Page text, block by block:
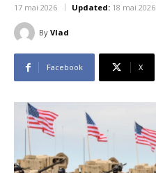
17 mai 2026 Updated: 18 mai 2026
By Vlad
Facebook X